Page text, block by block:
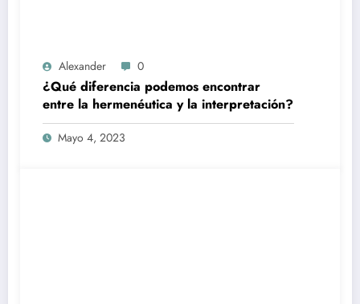
Alexander 0
¿Qué diferencia podemos encontrar
entre la hermenéutica y la interpretación?
Mayo 4, 2023